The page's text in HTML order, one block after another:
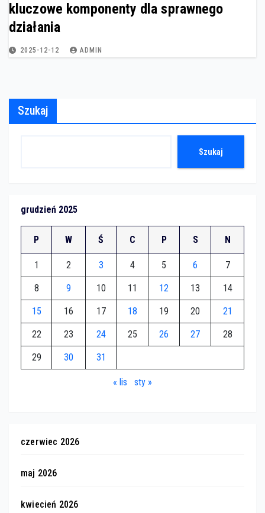
kluczowe komponenty dla sprawnego
działania
2025-12-12 ADMIN
Szukaj
Szukaj
grudzień 2025
P W Ś C P S N
1 2 3 4 5 6 7
8 9 10 11 12 13 14
15 16 17 18 19 20 21
22 23 24 25 26 27 28
29 30 31
« lis sty »
czerwiec 2026
maj 2026
kwiecień 2026